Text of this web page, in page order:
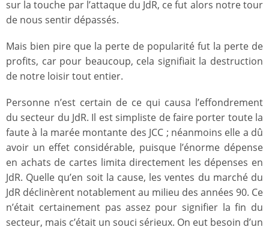
sur la touche par l’attaque du JdR, ce fut alors notre tour
de nous sentir dépassés.
Mais bien pire que la perte de popularité fut la perte de
profits, car pour beaucoup, cela signifiait la destruction
de notre loisir tout entier.
Personne n’est certain de ce qui causa l’effondrement
du secteur du JdR. Il est simpliste de faire porter toute la
faute à la marée montante des JCC ; néanmoins elle a dû
avoir un effet considérable, puisque l’énorme dépense
en achats de cartes limita directement les dépenses en
JdR. Quelle qu’en soit la cause, les ventes du marché du
JdR déclinèrent notablement au milieu des années 90. Ce
n’était certainement pas assez pour signifier la fin du
secteur, mais c’était un souci sérieux. On eut besoin d’un